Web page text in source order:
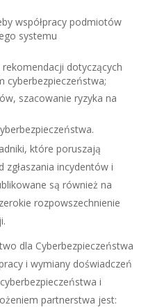
współpracy podmiotów
systemu
dotyczących
cyberbezpieczeństwa;
szacowanie ryzyka na
które poruszają
zgłaszania incydentów i
są również na
rozpowszechnienie
dla Cyberbezpieczeństwa
i wymiany doświadczeń
i
partnerstwa jest: